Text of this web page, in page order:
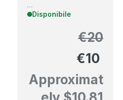
…
Disponibile
€20
€10
Approximat